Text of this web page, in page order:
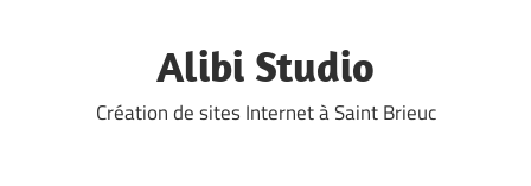
Alibi Studio
Création de sites Internet à Saint Brieuc